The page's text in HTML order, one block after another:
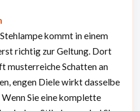
kommt in einem
richtig zur Geltung. Dort
musterreiche Schatten an
engen Diele wirkt dasselbe
Sie eine komplette